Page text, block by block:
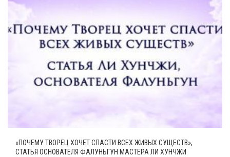
«ПОЧЕМУ ТВОРЕЦ ХОЧЕТ СПАСТИ ВСЕХ ЖИВЫХ СУЩЕСТВ»,
СТАТЬЯ ОСНОВАТЕЛЯ ФАЛУНЬГУН МАСТЕРА ЛИ ХУНЧЖИ